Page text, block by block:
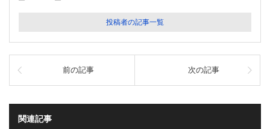
投稿者の記事一覧
前の記事 次の記事
関連記事